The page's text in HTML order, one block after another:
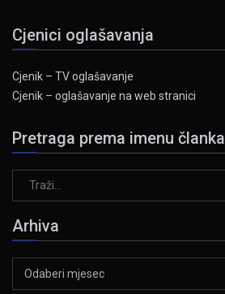
Cjenici oglašavanja
Cjenik – TV oglašavanje
Cjenik – oglašavanje na web stranici
Pretraga prema imenu članka
Arhiva